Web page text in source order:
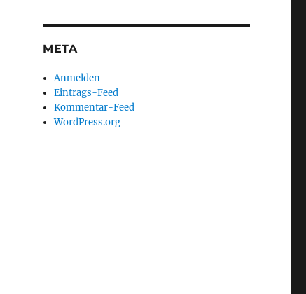
META
Anmelden
Eintrags-Feed
Kommentar-Feed
WordPress.org